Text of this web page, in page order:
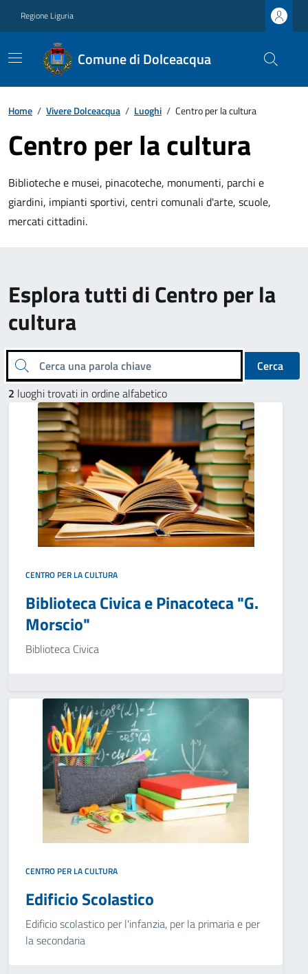
Regione Liguria
Comune di Dolceacqua
Home / Vivere Dolceacqua / Luoghi / Centro per la cultura
Centro per la cultura
Biblioteche e musei, pinacoteche, monumenti, parchi e
giardini, impianti sportivi, centri comunali d'arte, scuole,
mercati cittadini.
Esplora tutti di Centro per la
cultura
Cerca una parola chiave
Cerca
2 luoghi trovati in ordine alfabetico
CENTRO PER LA CULTURA
Biblioteca Civica e Pinacoteca "G.
Morscio"
Biblioteca Civica
CENTRO PER LA CULTURA
Edificio Scolastico
Edificio scolastico per l'infanzia, per la primaria e per
la secondaria